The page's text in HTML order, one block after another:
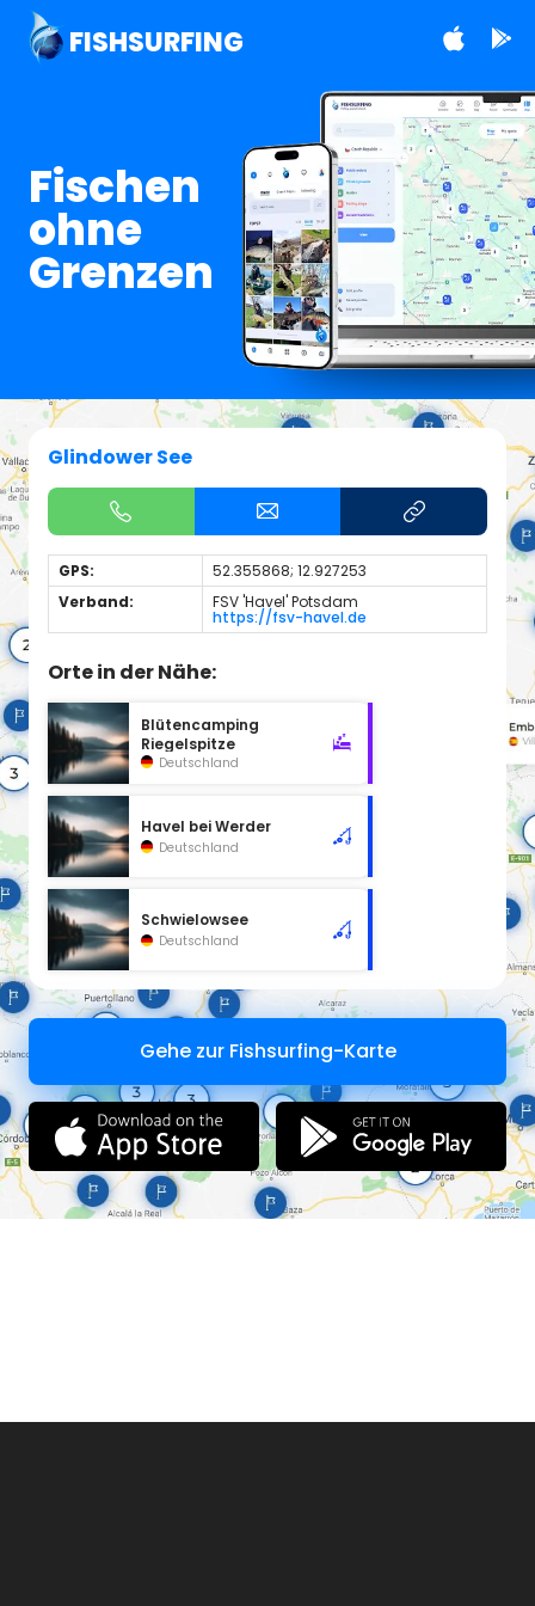
FISHSURFING
Fischen
ohne
Grenzen
Glindower See
GPS:
52.355868; 12.927253
Verband:
FSV 'Havel' Potsdam
https://fsv-havel.de
Orte in der Nähe:
Blütencamping
Riegelspitze
Deutschland
Havel bei Werder
Deutschland
Schwielowsee
Deutschland
Gehe zur Fishsurfing-Karte